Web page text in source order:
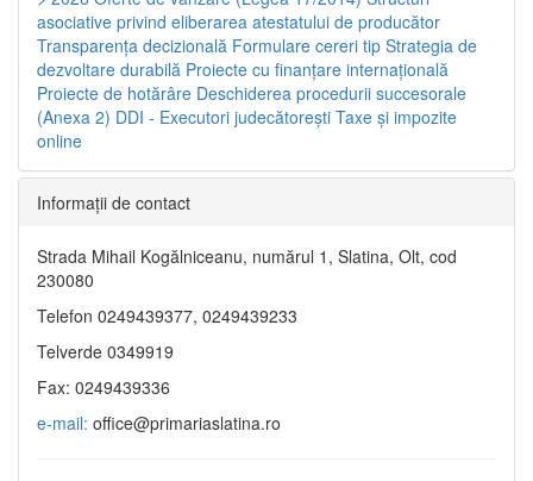
asociative privind eliberarea atestatului de producător
Transparenţa decizională Formulare cereri tip Strategia de
dezvoltare durabilă Proiecte cu finanţare internaţională
Proiecte de hotărâre Deschiderea procedurii succesorale
(Anexa 2) DDI - Executori judecătorești Taxe şi impozite
online
Informaţii de contact
Strada Mihail Kogălniceanu, numărul 1, Slatina, Olt, cod
230080
Telefon 0249439377, 0249439233
Telverde 0349919
Fax: 0249439336
e-mail: office@primariaslatina.ro